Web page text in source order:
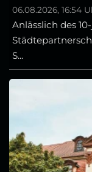
06.08.2026, 16:54
Anlässlich des
S...